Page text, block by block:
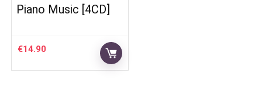
Piano Music [4CD]
€14.90